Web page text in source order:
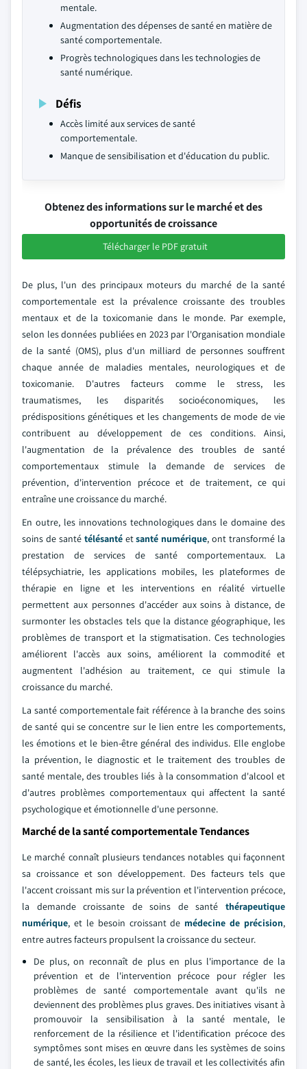
mentale.
Augmentation des dépenses de santé en matière de
santé comportementale.
Progrès technologiques dans les technologies de
santé numérique.
Défis
Accès limité aux services de santé
comportementale.
Manque de sensibilisation et d'éducation du public.
Obtenez des informations sur le marché et des
opportunités de croissance
Télécharger le PDF gratuit
De plus, l'un des principaux moteurs du marché de la santé
comportementale est la prévalence croissante des troubles
mentaux et de la toxicomanie dans le monde. Par exemple,
selon les données publiées en 2023 par l'Organisation mondiale
de la santé (OMS), plus d'un milliard de personnes souffrent
chaque année de maladies mentales, neurologiques et de
toxicomanie. D'autres facteurs comme le stress, les
traumatismes, les disparités socioéconomiques, les
prédispositions génétiques et les changements de mode de vie
contribuent au développement de ces conditions. Ainsi,
l'augmentation de la prévalence des troubles de santé
comportementaux stimule la demande de services de
prévention, d'intervention précoce et de traitement, ce qui
entraîne une croissance du marché.
En outre, les innovations technologiques dans le domaine des
soins de santé télésantéetsanté numérique, ont transformé la
prestation de services de santé comportementaux. La
télépsychiatrie, les applications mobiles, les plateformes de
thérapie en ligne et les interventions en réalité virtuelle
permettent aux personnes d'accéder aux soins à distance, de
surmonter les obstacles tels que la distance géographique, les
problèmes de transport et la stigmatisation. Ces technologies
améliorent l'accès aux soins, améliorent la commodité et
augmentent l'adhésion au traitement, ce qui stimule la
croissance du marché.
La santé comportementale fait référence à la branche des soins
de santé qui se concentre sur le lien entre les comportements,
les émotions et le bien-être général des individus. Elle englobe
la prévention, le diagnostic et le traitement des troubles de
santé mentale, des troubles liés à la consommation d'alcool et
d'autres problèmes comportementaux qui affectent la santé
psychologique et émotionnelle d'une personne.
Marché de la santé comportementale Tendances
Le marché connaît plusieurs tendances notables qui façonnent
sa croissance et son développement. Des facteurs tels que
l'accent croissant mis sur la prévention et l'intervention précoce,
la demande croissante de soins de santé thérapeutique
numérique, et le besoin croissant de médecine de précision,
entre autres facteurs propulsent la croissance du secteur.
De plus, on reconnaît de plus en plus l'importance de la
prévention et de l'intervention précoce pour régler les
problèmes de santé comportementale avant qu'ils ne
deviennent des problèmes plus graves. Des initiatives visant à
promouvoir la sensibilisation à la santé mentale, le
renforcement de la résilience et l'identification précoce des
symptômes sont mises en œuvre dans les systèmes de soins
de santé, les écoles, les lieux de travail et les collectivités afin